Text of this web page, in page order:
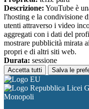
Descrizione: YouTube è
l'hosting e la condivisione
utenti attraverso i video
aggregati con i dati del
mostrare pubblicità mirata
propri e di altri siti web.
Durata: sessione
Accetta tutti Salva le
Licei
Monopoli